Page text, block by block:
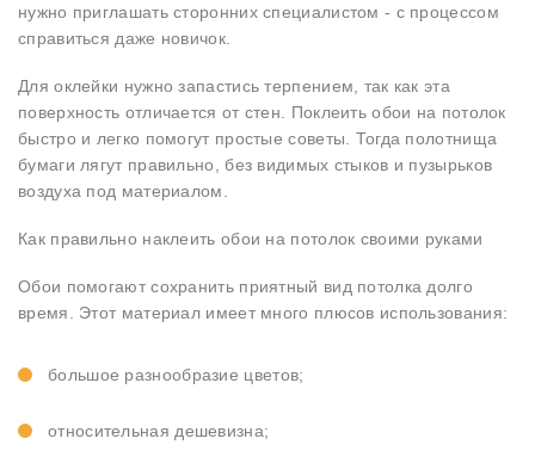
нужно приглашать сторонних специалистом - с процессом
справиться даже новичок.
Для оклейки нужно запастись терпением, так как эта
поверхность отличается от стен. Поклеить обои на потолок
быстро и легко помогут простые советы. Тогда полотнища
бумаги лягут правильно, без видимых стыков и пузырьков
воздуха под материалом.
Как правильно наклеить обои на потолок своими руками
Обои помогают сохранить приятный вид потолка долго
время. Этот материал имеет много плюсов использования:
большое разнообразие цветов;
относительная дешевизна;